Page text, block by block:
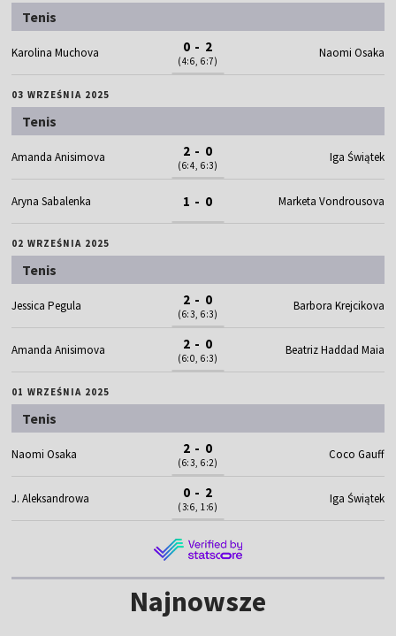
Tenis
Karolina Muchova 0 - 2
(4:6, 6:7)
Naomi Osaka
03 WRZEŚNIA 2025
Tenis
Amanda Anisimova 2 - 0
(6:4, 6:3)
Iga Świątek
Aryna Sabalenka 1 - 0 Marketa Vondrousova
02 WRZEŚNIA 2025
Tenis
Jessica Pegula 2 - 0
(6:3, 6:3)
Barbora Krejcikova
Amanda Anisimova 2 - 0
(6:0, 6:3)
Beatriz Haddad Maia
01 WRZEŚNIA 2025
Tenis
Naomi Osaka 2 - 0
(6:3, 6:2)
Coco Gauff
J. Aleksandrowa 0 - 2
(3:6, 1:6)
Iga Świątek
Najnowsze